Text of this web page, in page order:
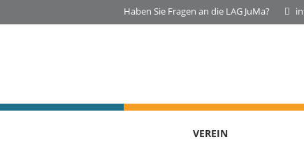
Haben Sie Fragen an die LAG JuMa?
VEREIN